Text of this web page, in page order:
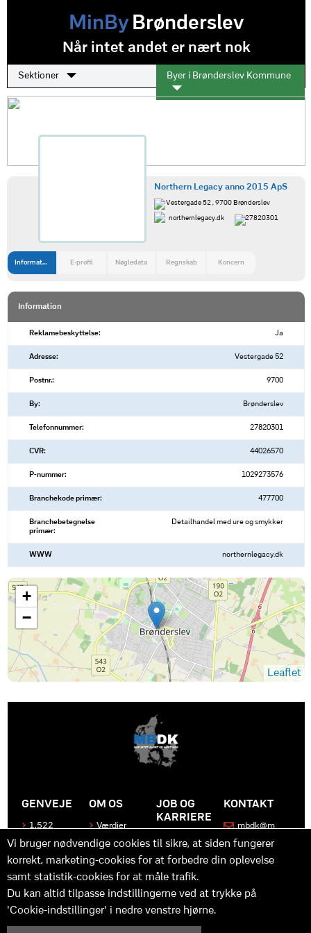
MinByBrønderslev
Når intet andet er nært nok
Sektioner Byer i Brønderslev Kommune
Northern Legacy anno 2015 ApS
Vestergade 52 , 9700 Brønderslev
northernlegacy.dk
27820301
Information E-profil Nøgledata Regnskab Koncern
Information
Reklamebeskyttelse: Ja
Adresse: Vestergade 52
Postnr.: 9700
By: Brønderslev
Telefonnummer: 27820301
CVR: 44026570
P-nummer: 1029273576
Branchekode primær: 477700
Branchebetegnelse
primær:
Detailhandel med ure og smykker
WWW northernlegacy.dk
+
−
Leaflet
GENVEJE
1.522
Produkter
Kontakt
os
OM OS
Værdier
Historen
bag
MBDK
Hvad gør
os unikke
JOB OG
KARRIERE
Bliv en del
af MBDK
Vores
team
og
udvikling
KONTAKT
mbdk@m
Vi bruger nødvendige cookies til sikre, at siden fungerer
korrekt, marketing-cookies for at forbedre din oplevelse
samt statistik-cookies for at måle trafik.
Du kan altid tilpasse indstillingerne ved at trykke på
'Cookie-indstillinger' i nedre venstre hjørne.